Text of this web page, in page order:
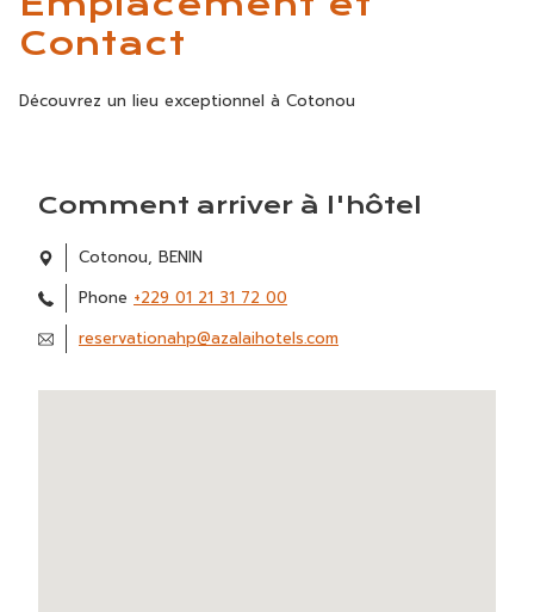
Contact
Découvrez un lieu exceptionnel à Cotonou
Comment arriver à l'hôtel
Cotonou, BENIN
Phone +229 01 21 31 72 00
reservationahp@azalaihotels.com